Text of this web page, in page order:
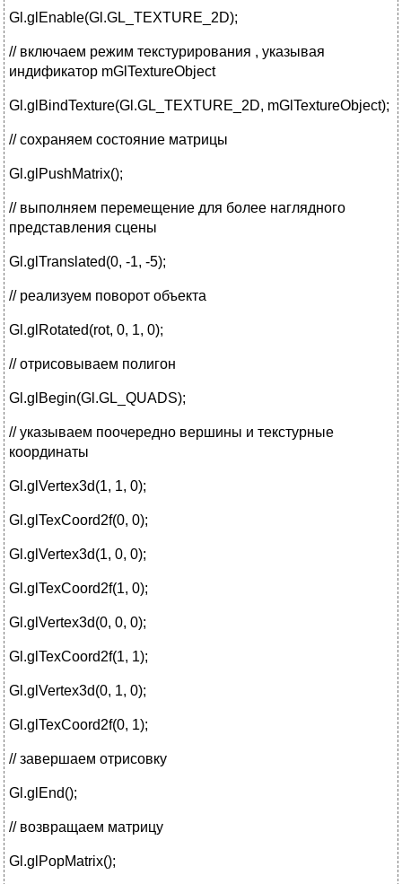
Gl.glEnable(Gl.GL_TEXTURE_2D);
// включаем режим текстурирования , указывая
индификатор mGlTextureObject
Gl.glBindTexture(Gl.GL_TEXTURE_2D, mGlTextureObject);
// сохраняем состояние матрицы
Gl.glPushMatrix();
// выполняем перемещение для более наглядного
представления сцены
Gl.glTranslated(0, -1, -5);
// реализуем поворот объекта
Gl.glRotated(rot, 0, 1, 0);
// отрисовываем полигон
Gl.glBegin(Gl.GL_QUADS);
// указываем поочередно вершины и текстурные
координаты
Gl.glVertex3d(1, 1, 0);
Gl.glTexCoord2f(0, 0);
Gl.glVertex3d(1, 0, 0);
Gl.glTexCoord2f(1, 0);
Gl.glVertex3d(0, 0, 0);
Gl.glTexCoord2f(1, 1);
Gl.glVertex3d(0, 1, 0);
Gl.glTexCoord2f(0, 1);
// завершаем отрисовку
Gl.glEnd();
// возвращаем матрицу
Gl.glPopMatrix();